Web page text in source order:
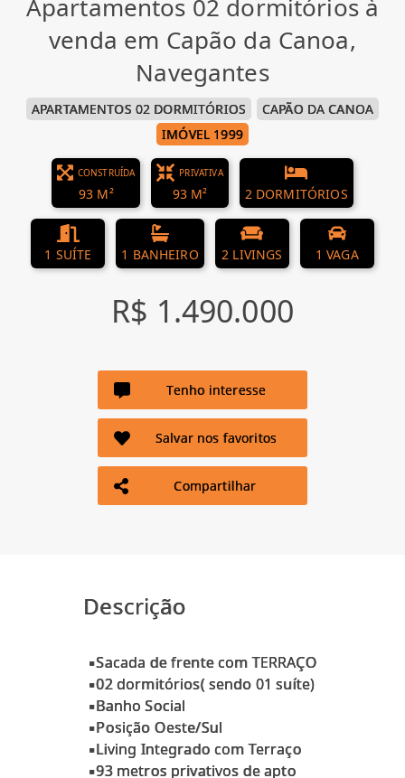
Apartamentos 02 dormitórios à
venda em Capão da Canoa,
Navegantes
APARTAMENTOS 02 DORMITÓRIOS
CAPÃO DA CANOA
IMÓVEL 1999
CONSTRUÍDA
93 M²
PRIVATIVA
93 M² 2 DORMITÓRIOS
1 SUÍTE 1 BANHEIRO 2 LIVINGS 1 VAGA
R$ 1.490.000
Tenho interesse
Salvar nos favoritos
Compartilhar
Descrição
▪Sacada de frente com TERRAÇO
▪02 dormitórios( sendo 01 suíte)
▪Banho Social
▪Posição Oeste/Sul
▪Living Integrado com Terraço
▪93 metros privativos de apto